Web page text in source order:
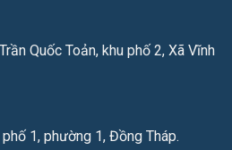
Quốc Toản, khu phố 2, Xã Vĩnh
phố 1, phường 1, Đồng Tháp.